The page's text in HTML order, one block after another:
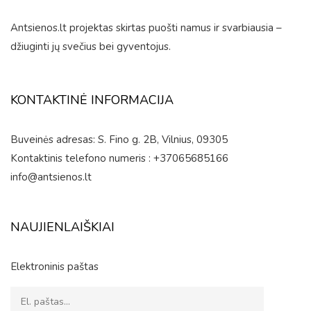
Antsienos.lt projektas skirtas puošti namus ir svarbiausia –
džiuginti jų svečius bei gyventojus.
KONTAKTINĖ INFORMACIJA
Buveinės adresas: S. Fino g. 2B, Vilnius, 09305
Kontaktinis telefono numeris : +37065685166
info@antsienos.lt
NAUJIENLAIŠKIAI
Elektroninis paštas